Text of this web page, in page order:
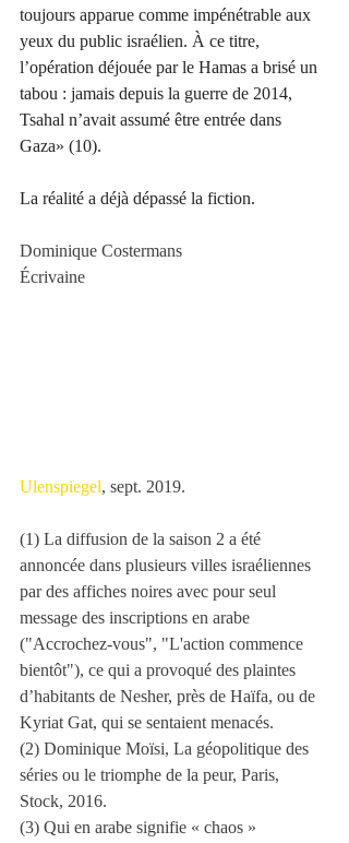
toujours apparue comme impénétrable aux
yeux du public israélien. À ce titre,
l’opération déjouée par le Hamas a brisé un
tabou : jamais depuis la guerre de 2014,
Tsahal n’avait assumé être entrée dans
Gaza» (10).
La réalité a déjà dépassé la fiction.
Dominique Costermans
Écrivaine
Ulenspiegel, sept. 2019.
(1) La diffusion de la saison 2 a été
annoncée dans plusieurs villes israéliennes
par des affiches noires avec pour seul
message des inscriptions en arabe
("Accrochez-vous", "L'action commence
bientôt"), ce qui a provoqué des plaintes
d’habitants de Nesher, près de Haïfa, ou de
Kyriat Gat, qui se sentaient menacés.
(2) Dominique Moïsi, La géopolitique des
séries ou le triomphe de la peur, Paris,
Stock, 2016.
(3) Qui en arabe signifie « chaos »